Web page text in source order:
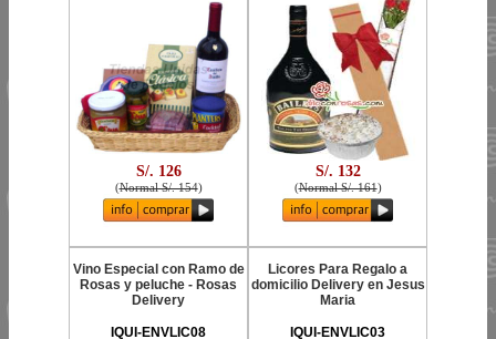
S/. 126
(Normal S/. 154)
S/. 132
(Normal S/. 161)
Vino Especial con Ramo de
Rosas y peluche - Rosas
Delivery
IQUI-ENVLIC08
Licores Para Regalo a
domicilio Delivery en Jesus
Maria
IQUI-ENVLIC03